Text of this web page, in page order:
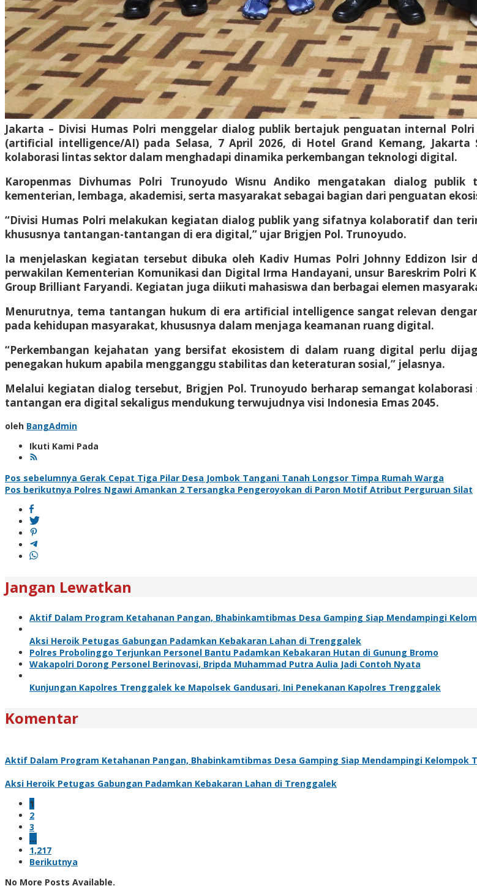
Jakarta – Divisi Humas Polri menggelar dialog publik bertajuk penguatan internal
(artificial intelligence/AI) pada Selasa, 7 April 2026, di Hotel Grand Kemang,
kolaborasi lintas sektor dalam menghadapi dinamika perkembangan teknologi digital.
Karopenmas Divhumas Polri Trunoyudo Wisnu Andiko mengatakan dialog
kementerian, lembaga, akademisi, serta masyarakat sebagai bagian dari penguatan
“Divisi Humas Polri melakukan kegiatan dialog publik yang sifatnya kolaboratif dan
khususnya tantangan-tantangan di era digital,” ujar Brigjen Pol. Trunoyudo.
Ia menjelaskan kegiatan tersebut dibuka oleh Kadiv Humas Polri Johnny Eddizon
perwakilan Kementerian Komunikasi dan Digital Irma Handayani, unsur Bareskrim Polri
Group Brilliant Faryandi. Kegiatan juga diikuti mahasiswa dan berbagai elemen
Menurutnya, tema tantangan hukum di era artificial intelligence sangat relevan
pada kehidupan masyarakat, khususnya dalam menjaga keamanan ruang digital.
“Perkembangan kejahatan yang bersifat ekosistem di dalam ruang digital perlu
penegakan hukum apabila mengganggu stabilitas dan keteraturan sosial,” jelasnya.
Melalui kegiatan dialog tersebut, Brigjen Pol. Trunoyudo berharap semangat
tantangan era digital sekaligus mendukung terwujudnya visi Indonesia Emas 2045.
oleh BangAdmin
Ikuti Kami Pada
Navigasi
pos
Pos sebelumnya Gerak Cepat Tiga Pilar Desa Jombok Tangani Tanah Longsor Timpa Rumah Warga
Pos berikutnya Polres Ngawi Amankan 2 Tersangka Pengeroyokan di Paron Motif Atribut Perguruan Silat
Jangan Lewatkan
Aktif Dalam Program Ketahanan Pangan, Bhabinkamtibmas Desa Gamping Siap Mendampingi
Aksi Heroik Petugas Gabungan Padamkan Kebakaran Lahan di Trenggalek
Polres Probolinggo Terjunkan Personel Bantu Padamkan Kebakaran Hutan di Gunung Bromo
Wakapolri Dorong Personel Berinovasi, Bripda Muhammad Putra Aulia Jadi Contoh Nyata
Kunjungan Kapolres Trenggalek ke Mapolsek Gandusari, Ini Penekanan Kapolres Trenggalek
Komentar
Aktif Dalam Program Ketahanan Pangan, Bhabinkamtibmas Desa Gamping Siap Mendampingi Kelompok
Aksi Heroik Petugas Gabungan Padamkan Kebakaran Lahan di Trenggalek
1
2
3
…
1,217
Berikutnya
No More Posts Available.